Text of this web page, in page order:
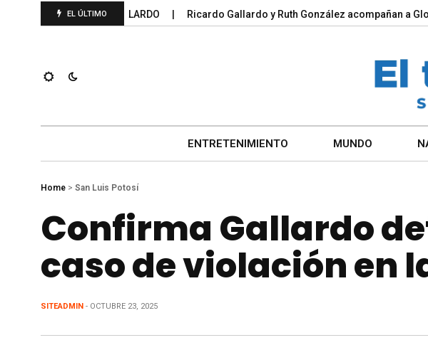
EL ÚLTIMO
2025; GALLARDO Ricardo Gallardo y Ruth González acompañan a Gloria…
ENTRETENIMIENTO MUNDO
Home > San Luis Potosí
Confirma Gallardo
caso de violación en
SITEADMIN - OCTUBRE 23, 2025